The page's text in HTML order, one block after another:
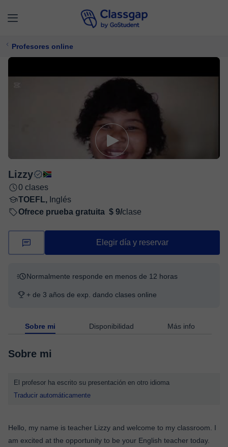
Profesores online
Lizzy
0 clases
TOEFL, Inglés
Ofrece prueba gratuita $ 9/clase
Elegir día y reservar
Normalmente responde en menos de 12 horas
+ de 3 años de exp. dando clases online
Sobre mi Disponibilidad Más info
Sobre mi
El profesor ha escrito su presentación en otro idioma
Traducir automáticamente
Hello, my name is teacher Lizzy and welcome to my classroom. I
am excited at the opportunity to be your English teacher today.